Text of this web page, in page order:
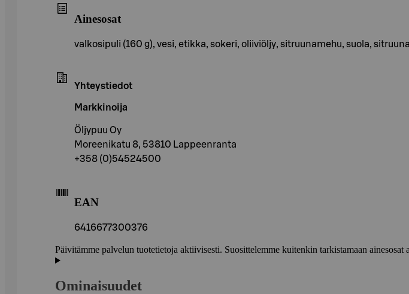
Ainesosat
valkosipuli (160 g), vesi, etikka, sokeri, oliiviöljy, sitruunamehu, suola,
Yhteystiedot
Markkinoija
Öljypuu Oy
Moreenikatu 8, 53810 Lappeenranta
+358 (0)54524500
EAN
6416677300376
Päivitämme palvelun tuotetietoja aktiivisesti. Suosittelemme kuitenkin tarkistamaan ainesosat
Ominaisuudet